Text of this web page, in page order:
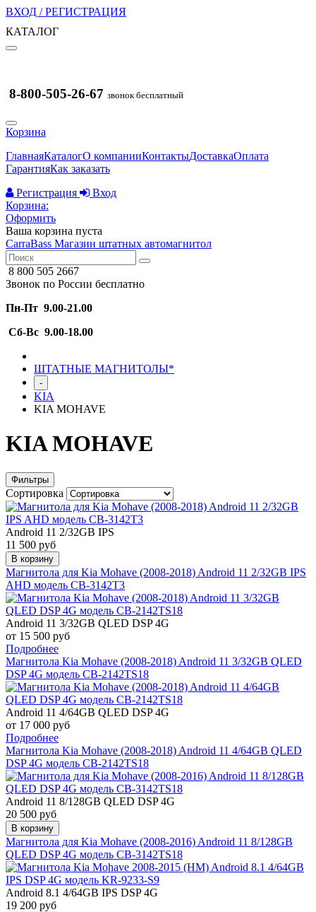
ВХОД / РЕГИСТРАЦИЯ
КАТАЛОГ
8-800-505-26-67 звонок бесплатный
Корзина
ГлавнаяКаталогО компанииКонтактыДоставкаОплата
ГарантияКак заказать
Регистрация
Вход
Корзина:
Оформить
Ваша корзина пуста
CarraBass Магазин штатных автомагнитол
8 800 505 2667
Звонок по России бесплатно
Пн-Пт 9.00-21.00
Сб-Вс 9.00-18.00
ШТАТНЫЕ МАГНИТОЛЫ*
-
KIA
KIA MOHAVE
KIA MOHAVE
Фильтры
Сортировка
Android 11 2/32GB IPS
11 500 руб
В корзину
Магнитола для Kia Mohave (2008-2018) Android 11 2/32GB IPS
AHD модель CB-3142T3
Android 11 3/32GB QLED DSP 4G
от 15 500 руб
Подробнее
Магнитола Kia Mohave (2008-2018) Android 11 3/32GB QLED
DSP 4G модель CB-2142TS18
Android 11 4/64GB QLED DSP 4G
от 17 000 руб
Подробнее
Магнитола Kia Mohave (2008-2018) Android 11 4/64GB QLED
DSP 4G модель CB-2142TS18
Android 11 8/128GB QLED DSP 4G
20 500 руб
В корзину
Магнитола для Kia Mohave (2008-2016) Android 11 8/128GB
QLED DSP 4G модель CB-3142TS18
Android 8.1 4/64GB IPS DSP 4G
19 200 руб